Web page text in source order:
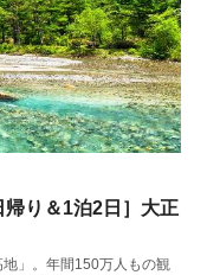
帰り＆1泊2日］大正
」。年間150万人もの観